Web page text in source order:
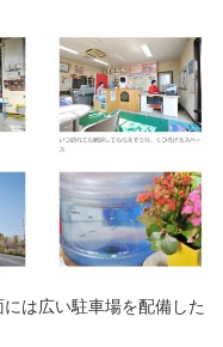
は広い駐車場を配備した